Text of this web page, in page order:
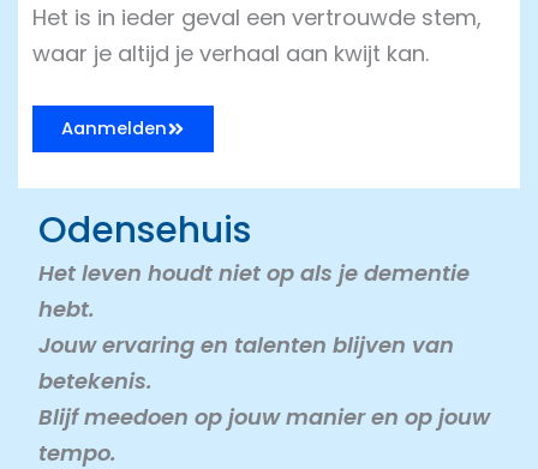
Het is in ieder geval een vertrouwde stem,
waar je altijd je verhaal aan kwijt kan.
Aanmelden
Odensehuis
Het leven houdt niet op als je dementie
hebt.
Jouw ervaring en talenten blijven van
betekenis.
Blijf meedoen op jouw manier en op jouw
tempo.